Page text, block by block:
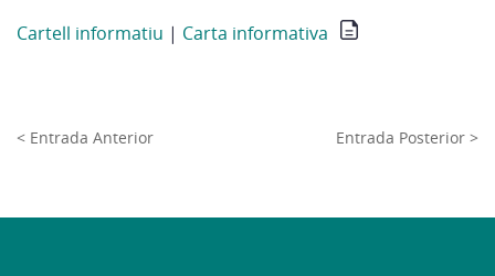
Cartell informatiu | Carta informativa
< Entrada Anterior Entrada Posterior >